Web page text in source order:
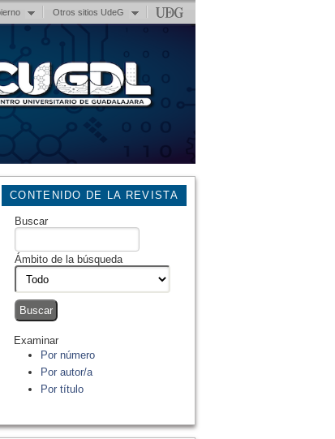
Otros sitios UdeG
CONTENIDO DE LA REVISTA
Buscar
Ámbito de la búsqueda
Examinar
Por número
Por autor/a
Por título